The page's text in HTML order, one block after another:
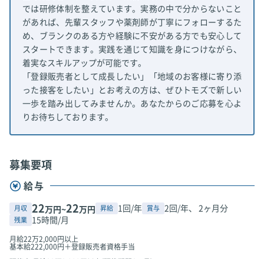
では研修体制を整えています。実務の中で分からないこと
があれば、先輩スタッフや薬剤師が丁寧にフォローするた
め、ブランクのある方や経験に不安がある方でも安心して
スタートできます。実践を通じて知識を身につけながら、
着実なスキルアップが可能です。
「登録販売者として成長したい」「地域のお客様に寄り添
った接客をしたい」とお考えの方は、ぜひトモズで新しい
一歩を踏み出してみませんか。あなたからのご応募を心よ
りお待ちしております。
募集要項
給与
月収 22万円~22万円 昇給 1回/年 賞与 2回/年、 2ヶ月分
残業 15時間/月
月給22万2,000円以上
基本給222,000円＋登録販売者資格手当